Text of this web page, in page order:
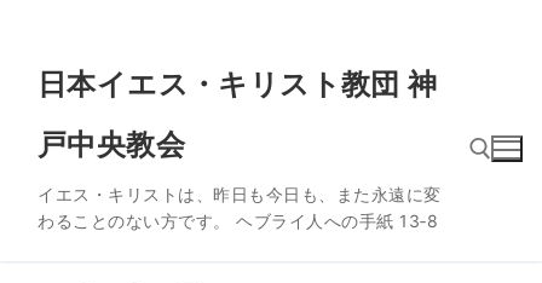
日本イエス・キリスト教団 神
戸中央教会
イエス・キリストは、昨日も今日も、また永遠に変
わることのない方です。 ヘブライ人への手紙 13‐8